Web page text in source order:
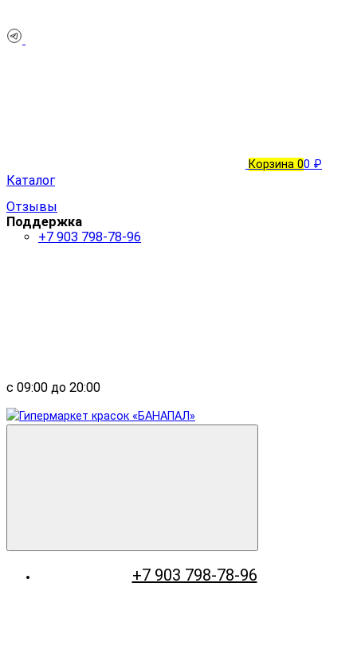
Корзина 00 ₽
Каталог
Отзывы
Поддержка
+7 903 798-78-96
с 09:00 до 20:00
+7 903 798-78-96